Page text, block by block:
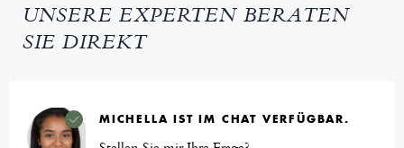
UNSERE EXPERTEN BERATEN
SIE DIREKT
MICHELLA IST IM CHAT VERFÜGBAR.